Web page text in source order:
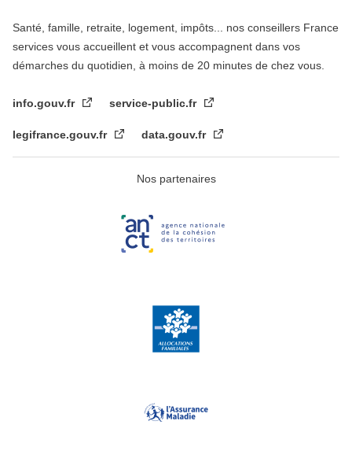
Santé, famille, retraite, logement, impôts... nos conseillers France
services vous accueillent et vous accompagnent dans vos
démarches du quotidien, à moins de 20 minutes de chez vous.
info.gouv.fr service-public.fr
legifrance.gouv.fr data.gouv.fr
Nos partenaires